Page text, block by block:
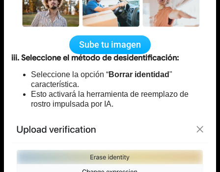
Sube tu imagen
iii. Seleccione el método de desidentificación:
Seleccione la opción “Borrar identidad"
característica.
Esto activará la herramienta de reemplazo de
rostro impulsada por IA.